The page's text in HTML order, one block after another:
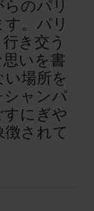
のパリ
。パリ
き交う
いを書
場所を
ャンパ
にぎや
されて